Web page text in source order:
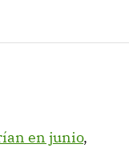
en junio,